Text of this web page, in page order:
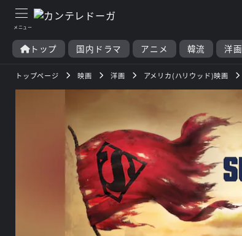
トップ 国内ドラマ アニメ 韓流 洋画
トップページ 映画 洋画 アメリカ(ハリウッド)映画